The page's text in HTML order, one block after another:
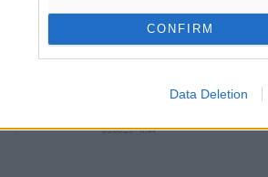
CONFIRM
Data Deletion
ΔΙΑΒΑΣΕ ΕΠΙΣΗΣ
ΑΘΛΗΤΙΚΆ
Τοντόροβ και άνοιγμα προς
05.08.26 · 17:44